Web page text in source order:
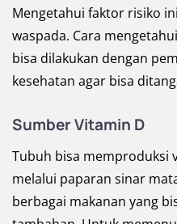
Mengetahui faktor risiko
waspada. Cara
bisa dilakukan dengan
kesehatan agar bisa
Sumber Vitamin D
Tubuh bisa memproduksi
melalui paparan sinar
berbagai makanan yang